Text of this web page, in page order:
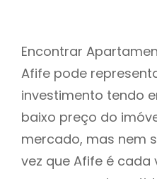
Encontrar
Afife pode
investimento tendo
baixo preço do
mercado, mas nem
vez que Afife é cada